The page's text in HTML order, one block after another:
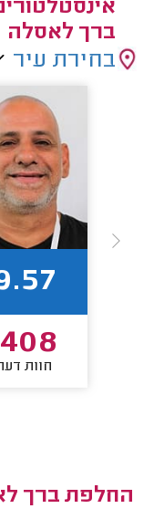
ברך לאסלה
בחירת עיר
חוות
החלפת ברך